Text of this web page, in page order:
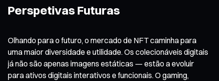
Perspetivas Futuras
Olhando para o futuro, o mercado de NFT caminha para
uma maior diversidade e utilidade. Os colecionáveis digitais
já não são apenas imagens estáticas — estão a evoluir
para ativos digitais interativos e funcionais. O gaming,